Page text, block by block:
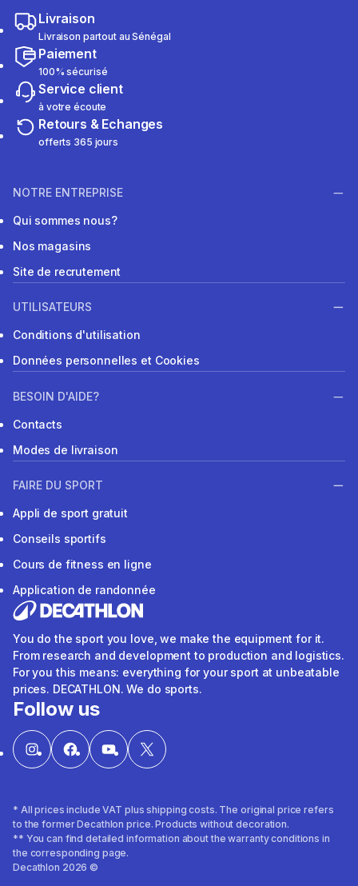
Livraison
Livraison partout au Sénégal
Paiement
100% sécurisé
Service client
à votre écoute
Retours & Echanges
offerts 365 jours
NOTRE ENTREPRISE
Qui sommes nous?
Nos magasins
Site de recrutement
UTILISATEURS
Conditions d'utilisation
Données personnelles et Cookies
BESOIN D'AIDE?
Contacts
Modes de livraison
FAIRE DU SPORT
Appli de sport gratuit
Conseils sportifs
Cours de fitness en ligne
Application de randonnée
You do the sport you love, we make the equipment for it.
From research and development to production and logistics.
For you this means: everything for your sport at unbeatable
prices. DECATHLON. We do sports.
Follow us
* All prices include VAT plus shipping costs. The original price refers
to the former Decathlon price. Products without decoration.
** You can find detailed information about the warranty conditions in
the corresponding page.
Decathlon 2026 ©